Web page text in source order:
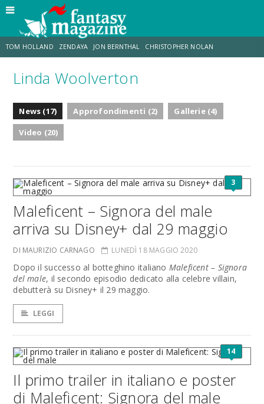
TOM HOLLAND ZENDAYA JON BERNTHAL CHRISTOPHER NOLAN
STRANIMONDI LUCCA COMICS & GAMES
DESTIN DANIEL CRETTON
Linda Woolverton
News (17) Approfondimenti (2)
Gallerie (4)
Video (20)
3
Maleficent – Signora del male
arriva su Disney+ dal 29 maggio
DI MAURIZIO CARNAGO LUNEDÌ 18 MAGGIO 2020
Dopo il successo al botteghino italiano Maleficent – Signora
del male, il secondo episodio dedicato alla celebre villain,
debutterà su Disney+ il 29 maggio.
LEGGI
14
Il primo trailer in italiano e poster
di Maleficent: Signora del male